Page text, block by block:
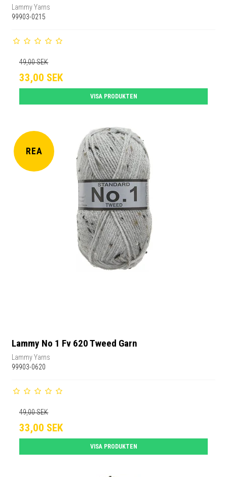
Lammy Yarns
99903-0215
49,00 SEK
33,00 SEK
VISA PRODUKTEN
REA
Lammy No 1 Fv 620 Tweed Garn
Lammy Yarns
99903-0620
49,00 SEK
33,00 SEK
VISA PRODUKTEN